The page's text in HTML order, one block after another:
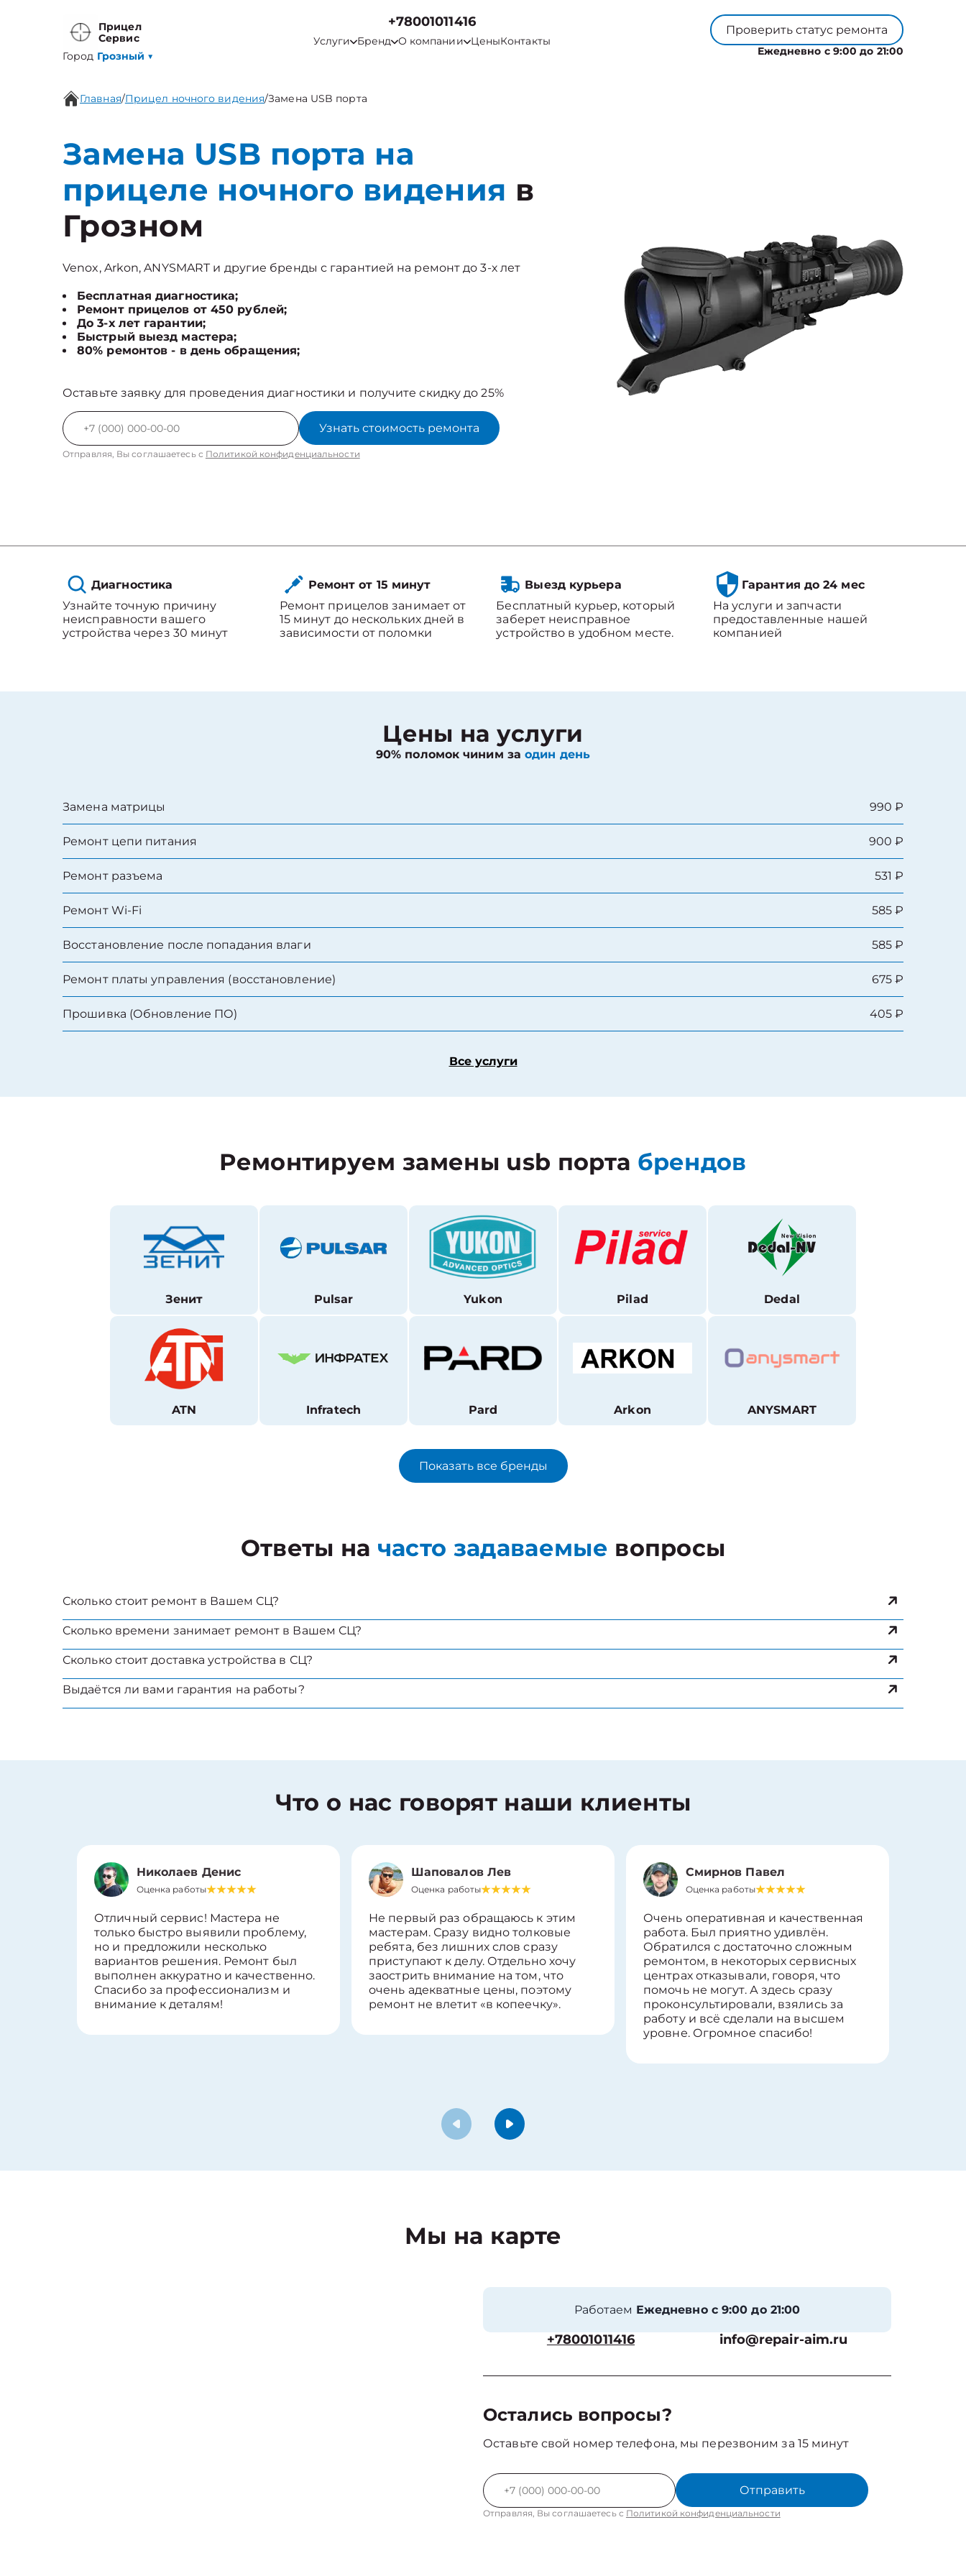
Прицел
Сервис
Город Грозный ▼
+78001011416
Услуги Бренд О компании ЦеныКонтакты
Проверить статус ремонта
Ежедневно с 9:00 до 21:00
Главная/Прицел ночного видения/Замена USB порта
Замена USB порта на
прицеле ночного видения в
Грозном
Venox, Arkon, ANYSMART и другие бренды с гарантией на ремонт до 3-х лет
Бесплатная диагностика;
Ремонт прицелов от 450 рублей;
До 3-х лет гарантии;
Быстрый выезд мастера;
80% ремонтов - в день обращения;
Оставьте заявку для проведения диагностики и получите скидку до 25%
Узнать стоимость ремонта
Отправляя, Вы соглашаетесь с Политикой конфиденциальности
Диагностика
Узнайте точную причину
неисправности вашего
устройства через 30 минут
Ремонт от 15 минут
Ремонт прицелов занимает от
15 минут до нескольких дней в
зависимости от поломки
Выезд курьера
Бесплатный курьер, который
заберет неисправное
устройство в удобном месте.
Гарантия до 24 мес
На услуги и запчасти
предоставленные нашей
компанией
Цены на услуги
90% поломок чиним заодин день
Замена матрицы 990 ₽
Ремонт цепи питания 900 ₽
Ремонт разъема 531 ₽
Ремонт Wi-Fi 585 ₽
Восстановление после попадания влаги 585 ₽
Ремонт платы управления (восстановление) 675 ₽
Прошивка (Обновление ПО) 405 ₽
Все услуги
Ремонтируем замены usb порта брендов
Зенит Pulsar Yukon Pilad Dedal
ATN Infratech Pard Arkon ANYSMART
Показать все бренды
Ответы на часто задаваемые вопросы
Сколько стоит ремонт в Вашем СЦ?
Сколько времени занимает ремонт в Вашем СЦ?
Сколько стоит доставка устройства в СЦ?
Выдаётся ли вами гарантия на работы?
Что о нас говорят наши клиенты
Николаев Денис
Оценка работы
Отличный сервис! Мастера не
только быстро выявили проблему,
но и предложили несколько
вариантов решения. Ремонт был
выполнен аккуратно и качественно.
Спасибо за профессионализм и
внимание к деталям!
Шаповалов Лев
Оценка работы
Не первый раз обращаюсь к этим
мастерам. Сразу видно толковые
ребята, без лишних слов сразу
приступают к делу. Отдельно хочу
заострить внимание на том, что
очень адекватные цены, поэтому
ремонт не влетит «в копеечку».
Смирнов Павел
Оценка работы
Очень оперативная и качественная
работа. Был приятно удивлён.
Обратился с достаточно сложным
ремонтом, в некоторых сервисных
центрах отказывали, говоря, что
помочь не могут. А здесь сразу
проконсультировали, взялись за
работу и всё сделали на высшем
уровне. Огромное спасибо!
Мы на карте
Работаем Ежедневно с 9:00 до 21:00
+78001011416 info@repair-aim.ru
Остались вопросы?
Оставьте свой номер телефона, мы перезвоним за 15 минут
Отправить
Отправляя, Вы соглашаетесь с Политикой конфиденциальности